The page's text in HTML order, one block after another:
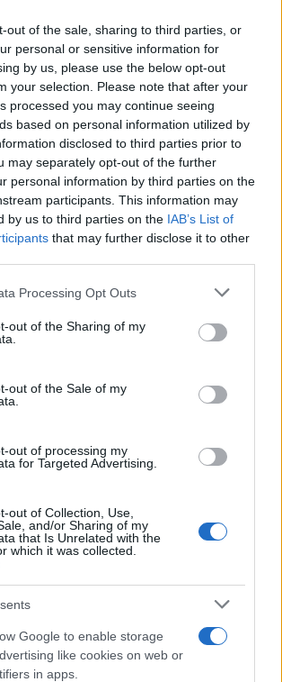
out of the sale, sharing to third parties, or
personal or sensitive information for
by us, please use the below opt-out
your selection. Please note that after your
processed you may continue seeing
based on personal information utilized by
disclosed to third parties prior to
may separately opt-out of the further
personal information by third parties on the
participants. This information may
by us to third parties on the IAB’s List of
that may further disclose it to other
this website/app uses one or more Google
visit or usage behaviour. You may click to
to Google and its third-party tags to
below specified purposes in below Google
Processing Opt Outs
out of the Sharing of my
out of the Sale of my
out of processing my
for Targeted Advertising.
out of Collection, Use,
and/or Sharing of my
that Is Unrelated with the
which it was collected.
Google to enable storage
like cookies on web or
in apps.
Gutiérrez: un campeón con
Gutiérrez, es Mateo,…
sobre su asistencia al
a ir»
a Isabel Rábago, que…